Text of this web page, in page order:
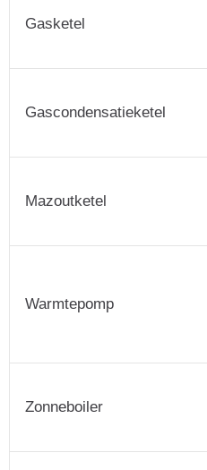
Gasketel
Gascondensatieketel
Mazoutketel
Warmtepomp
Zonneboiler